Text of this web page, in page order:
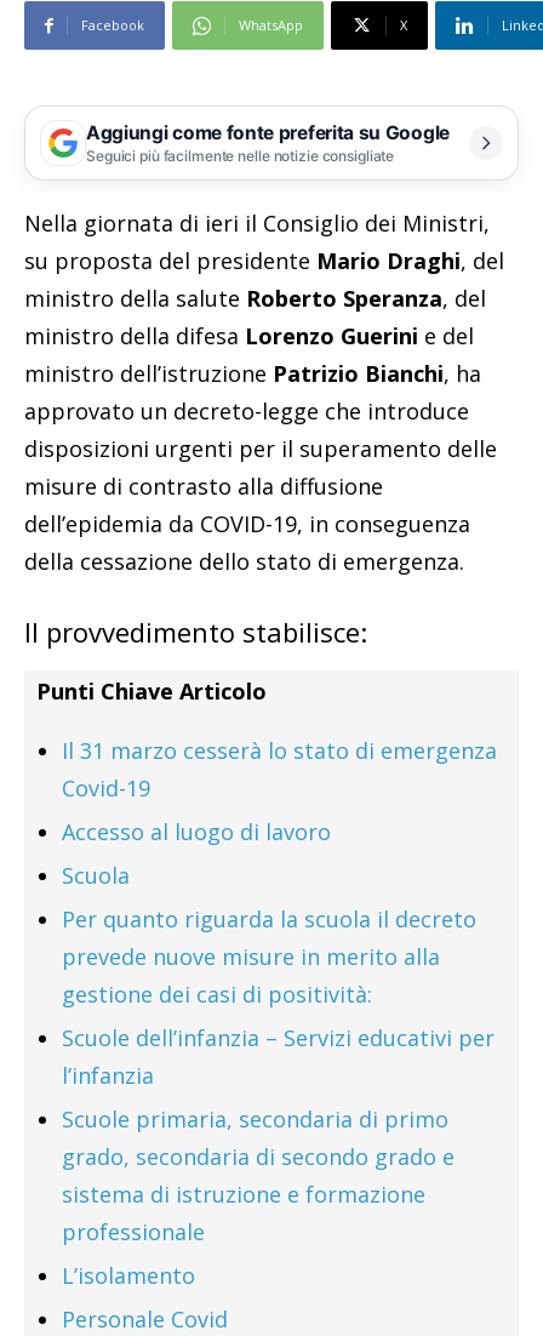
Facebook WhatsApp X
Aggiungi come fonte preferita su Google
Seguici più facilmente nelle notizie consigliate
Nella giornata di ieri il Consiglio dei Ministri,
su proposta del presidente Mario Draghi, del
ministro della salute Roberto Speranza, del
ministro della difesa Lorenzo Guerini e del
ministro dell’istruzione Patrizio Bianchi, ha
approvato un decreto-legge che introduce
disposizioni urgenti per il superamento delle
misure di contrasto alla diffusione
dell’epidemia da COVID-19, in conseguenza
della cessazione dello stato di emergenza.
Il provvedimento stabilisce:
Punti Chiave Articolo
Il 31 marzo cesserà lo stato di emergenza
Covid-19
Accesso al luogo di lavoro
Scuola
Per quanto riguarda la scuola il decreto
prevede nuove misure in merito alla
gestione dei casi di positività:
Scuole dell’infanzia – Servizi educativi per
l’infanzia
Scuole primaria, secondaria di primo
grado, secondaria di secondo grado e
sistema di istruzione e formazione
professionale
L’isolamento
Personale Covid